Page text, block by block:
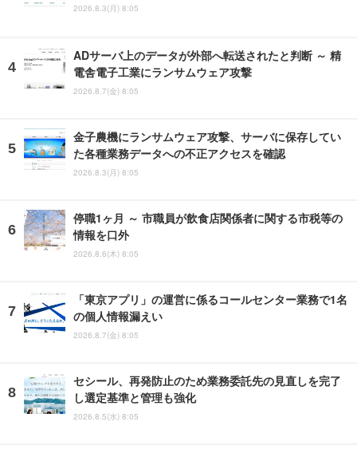
2026.8.3(月) 8:05
ADサーバ上のデータが外部へ転送されたと判断 ～ 精
電舎電子工業にランサムウェア攻撃
2026.8.7(金) 8:05
金子農機にランサムウェア攻撃、サーバに保存してい
た各種業務データへの不正アクセスを確認
2026.8.3(月) 8:05
停職1ヶ月 ～ 市職員が飲食店関係者に関する市税等の
情報を口外
2026.8.6(木) 8:05
「東京アプリ」の運営に係るコールセンター業務で1名
の個人情報漏えい
2026.8.7(金) 8:05
セシール、再発防止のため業務委託先の見直しを完了
し選定基準と管理も強化
2026.8.5(水) 8:05